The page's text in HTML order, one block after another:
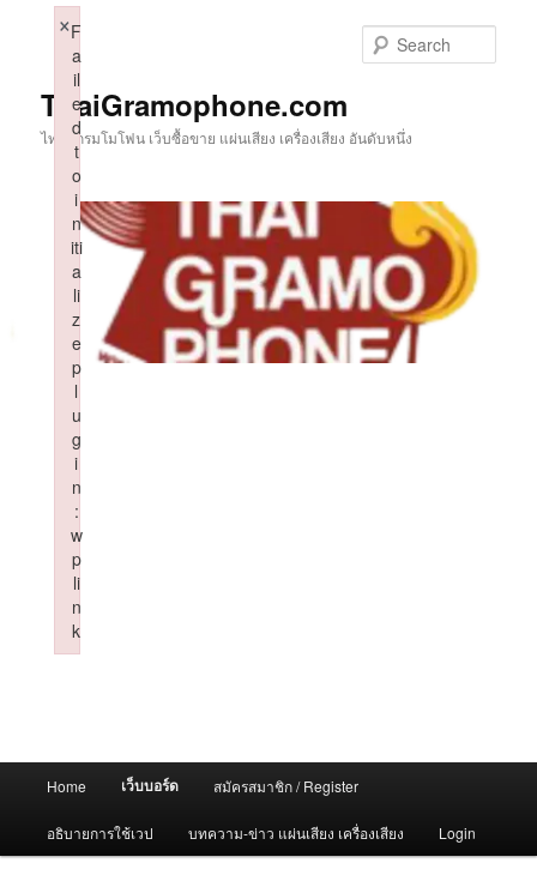
ThaiGramophone.com
ไทยแกรมโมโฟน เว็บซื้อขาย แผ่นเสียง เครื่องเสียง อันดับหนึ่ง
Home เว็บบอร์ด สมัครสมาชิก / Register
อธิบายการใช้เวป บทความ-ข่าว แผ่นเสียง เครื่องเสียง Login
F
a
il
e
d
t
o
i
n
iti
a
li
z
e
p
l
u
g
i
n
:
w
p
li
n
k
×
Failed to initialize plugin: wplink